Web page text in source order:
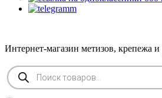
Интернет-магазин метизов, крепежа
Поиск
товаров